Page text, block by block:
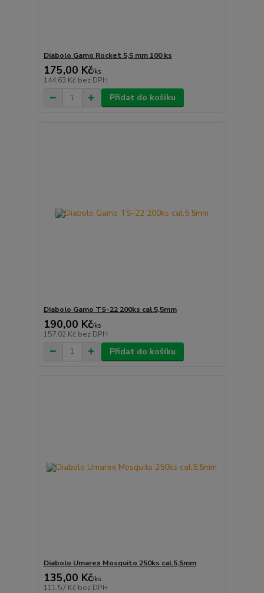
Diabolo Gamo Rocket 5,5 mm 100 ks
175,00 Kč/ks
144,63 Kč bez DPH
Přidat do košíku
Diabolo Gamo TS-22 200ks cal.5,5mm
190,00 Kč/ks
157,02 Kč bez DPH
Přidat do košíku
Diabolo Umarex Mosquito 250ks cal.5,5mm
135,00 Kč/ks
111,57 Kč bez DPH